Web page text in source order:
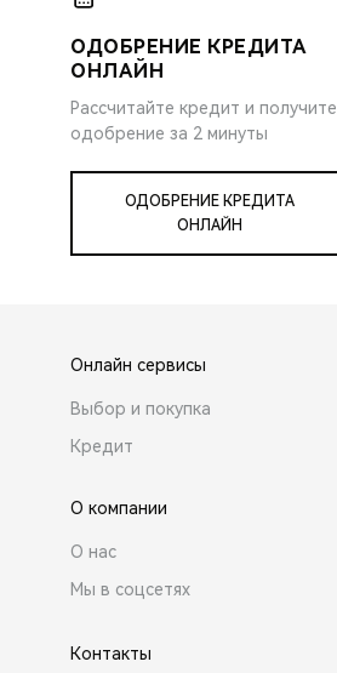
ОДОБРЕНИЕ КРЕДИТА
ОНЛАЙН
Рассчитайте кредит и получите
одобрение за 2 минуты
ОДОБРЕНИЕ КРЕДИТА
ОНЛАЙН
Онлайн сервисы
Выбор и покупка
Кредит
О компании
О нас
Мы в соцсетях
Контакты